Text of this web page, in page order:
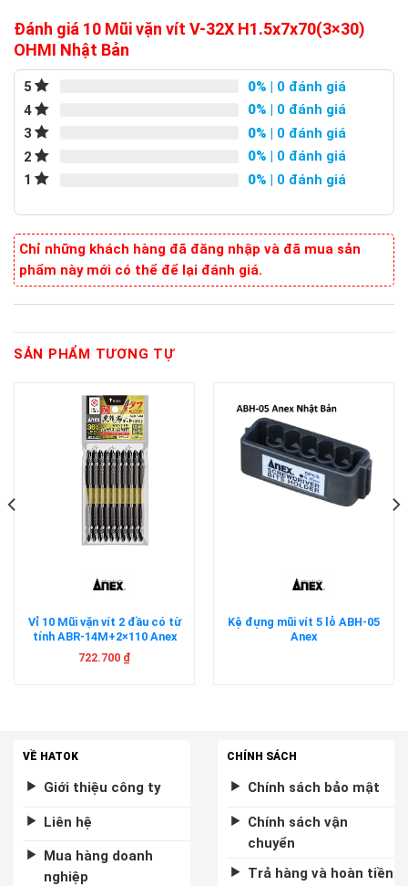
Đánh giá 10 Mũi vặn vít V-32X H1.5x7x70(3×30)
OHMI Nhật Bản
5 0% | 0 đánh giá
4
0% | 0 đánh giá
3
0% | 0 đánh giá
2
0% | 0 đánh giá
1
0% | 0 đánh giá
Chỉ những khách hàng đã đăng nhập và đã mua sản
phẩm này mới có thể để lại đánh giá.
SẢN PHẨM TƯƠNG TỰ
Vỉ 10 Mũi vặn vít 2 đầu có từ
tính ABR-14M+2×110 Anex
722.700 ₫
Kệ đựng mũi vít 5 lỗ ABH-05
Anex
VỀ HATOK
Giới thiệu công ty
Liên hệ
Mua hàng doanh
nghiệp
CHÍNH SÁCH
Chính sách bảo mật
Chính sách vận
chuyển
Trả hàng và hoàn tiền